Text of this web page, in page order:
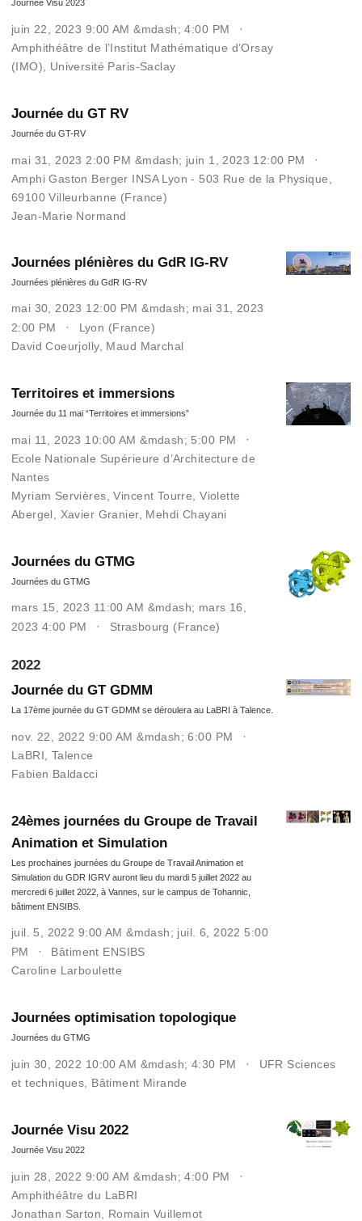
Journée Visu 2023
juin 22, 2023 9:00 AM &mdash; 4:00 PM
Amphithéâtre de l’Institut Mathématique d’Orsay
(IMO), Université Paris-Saclay
Journée du GT RV
Journée du GT-RV
mai 31, 2023 2:00 PM &mdash; juin 1, 2023 12:00 PM
Amphi Gaston Berger INSA Lyon - 503 Rue de la Physique,
69100 Villeurbanne (France)
Jean-Marie Normand
Journées plénières du GdR IG-RV
Journées plénières du GdR IG-RV
mai 30, 2023 12:00 PM &mdash; mai 31, 2023
2:00 PM
Lyon (France)
David Coeurjolly, Maud Marchal
Territoires et immersions
Journée du 11 mai “Territoires et immersions”
mai 11, 2023 10:00 AM &mdash; 5:00 PM
Ecole Nationale Supérieure d’Architecture de
Nantes
Myriam Servières ,Vincent Tourre ,Violette
Abergel
Xavier Granier, Mehdi Chayani
Journées du GTMG
Journées du GTMG
mars 15, 2023 11:00 AM &mdash; mars 16,
2023 4:00 PM
Strasbourg (France)
2022
Journée du GT GDMM
La 17ème journée du GT GDMM se déroulera au LaBRI à Talence.
nov. 22, 2022 9:00 AM &mdash; 6:00 PM
LaBRI, Talence
Fabien Baldacci
24èmes journées du Groupe de Travail
Animation et Simulation
Les prochaines journées du Groupe de Travail Animation et
Simulation du GDR IGRV auront lieu du mardi 5 juillet 2022 au
mercredi 6 juillet 2022, à Vannes, sur le campus de Tohannic,
bâtiment ENSIBS.
juil. 5, 2022 9:00 AM &mdash; juil. 6, 2022 5:00
PM
Bâtiment ENSIBS
Caroline Larboulette
Journées optimisation topologique
Journées du GTMG
juin 30, 2022 10:00 AM &mdash; 4:30 PM
UFR Sciences
et techniques, Bâtiment Mirande
Journée Visu 2022
Journée Visu 2022
juin 28, 2022 9:00 AM &mdash; 4:00 PM
Amphithéâtre du LaBRI
Jonathan Sarton
Romain Vuillemot